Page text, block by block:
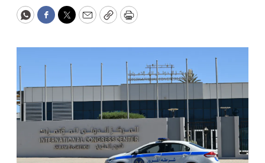
WhatsApp
Facebook
Twitter
EmailCopyPrint